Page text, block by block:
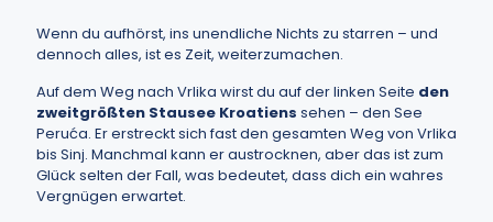
Wenn du aufhörst, ins unendliche Nichts zu starren – und
dennoch alles, ist es Zeit, weiterzumachen.
Auf dem Weg nach Vrlika wirst du auf der linken Seite den
zweitgrößten Stausee Kroatiens sehen – den See
Peruća. Er erstreckt sich fast den gesamten Weg von Vrlika
bis Sinj. Manchmal kann er austrocknen, aber das ist zum
Glück selten der Fall, was bedeutet, dass dich ein wahres
Vergnügen erwartet.